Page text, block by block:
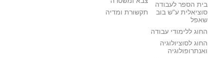
בית הספר לעבודה
סוציאלית ע"ש בוב
שאפל
החוג ללימודי עבודה
החוג לסוציולוגיה
ואנתרופולוגיה
תקשורת ומדיה